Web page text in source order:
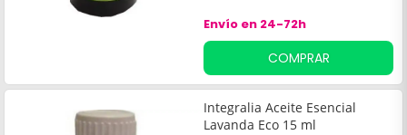
estéticos: al añadir en
cremas u otros productos
estéticos. Ingesta: de manera
diluida en infusiones, bebidas,
zumos u otros alimentos
Envío en 24-72h
COMPRAR
Integralia Aceite Esencial
Lavanda Eco 15 ml